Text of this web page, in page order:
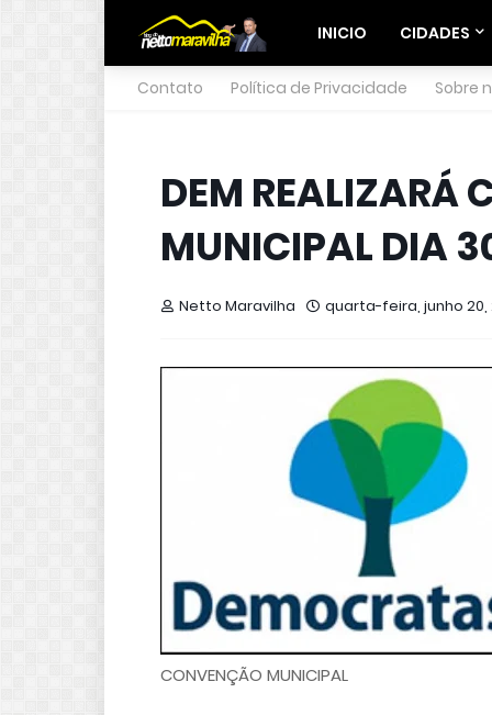
INICIO CIDADES
Contato Política de Privacidade Sobre
DEM REALIZARÁ
MUNICIPAL DIA
Netto Maravilha quarta-feira, junho 20,
CONVENÇÃO MUNICIPAL